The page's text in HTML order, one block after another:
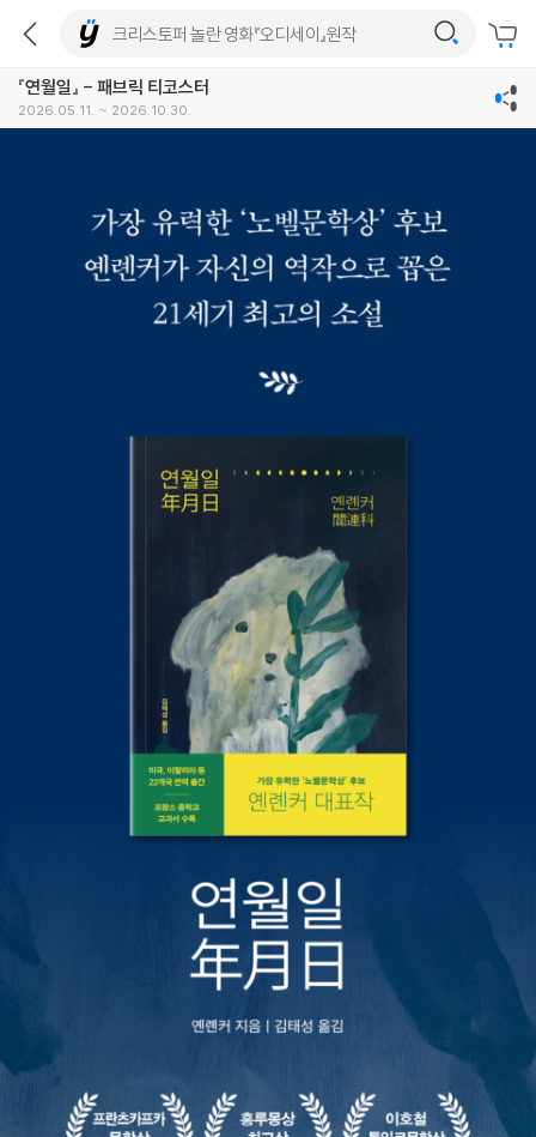
『연월일』 - 패브릭 티코스터
2026.05.11. ~ 2026.10.30.